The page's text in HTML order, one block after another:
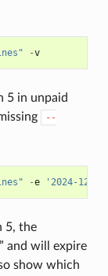
-v
5 in unpaid
--
-e '2024-12-
5, the
and will expire
show which